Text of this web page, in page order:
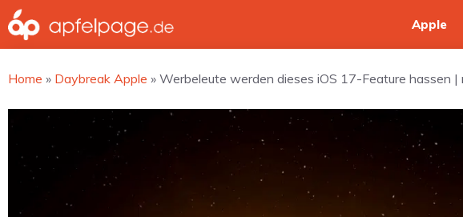
Zum
Inhalt
springen
Apple
Home » Daybreak Apple » Werbeleute werden dieses iOS 17-Feature hassen